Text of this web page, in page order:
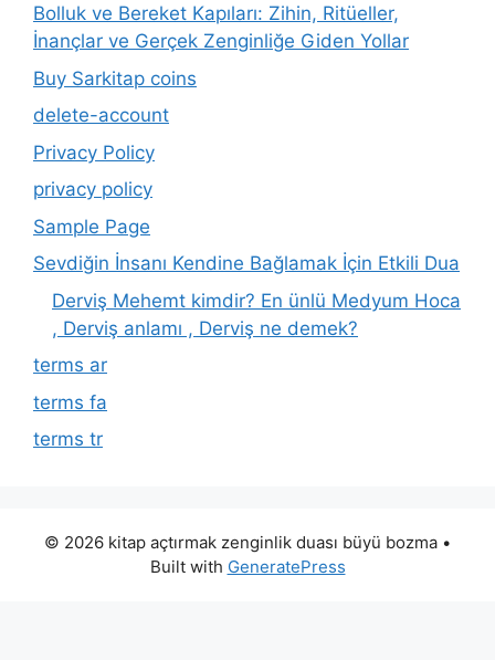
Bolluk ve Bereket Kapıları: Zihin, Ritüeller,
İnançlar ve Gerçek Zenginliğe Giden Yollar
Buy Sarkitap coins
delete-account
Privacy Policy
privacy policy
Sample Page
Sevdiğin İnsanı Kendine Bağlamak İçin Etkili Dua
Derviş Mehemt kimdir? En ünlü Medyum Hoca
, Derviş anlamı , Derviş ne demek?
terms ar
terms fa
terms tr
© 2026 kitap açtırmak zenginlik duası büyü bozma •
Built with GeneratePress